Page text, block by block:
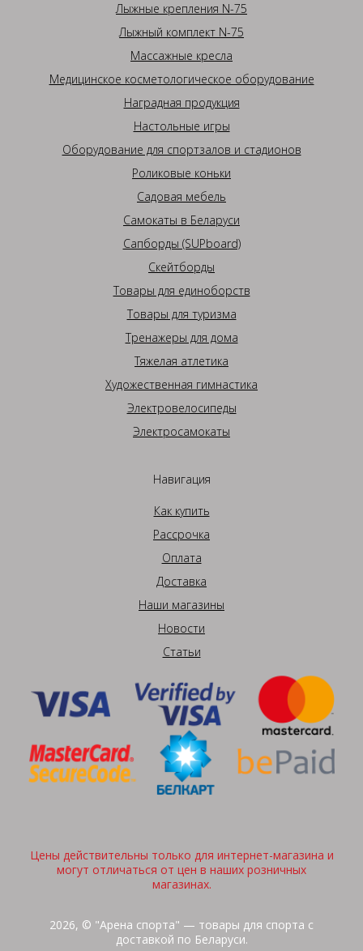
Лыжные крепления N-75
Лыжный комплект N-75
Массажные кресла
Медицинское косметологическое оборудование
Наградная продукция
Настольные игры
Оборудование для спортзалов и стадионов
Роликовые коньки
Садовая мебель
Самокаты в Беларуси
Сапборды (SUPboard)
Скейтборды
Товары для единоборств
Товары для туризма
Тренажеры для дома
Тяжелая атлетика
Художественная гимнастика
Электровелосипеды
Электросамокаты
Навигация
Как купить
Рассрочка
Оплата
Доставка
Наши магазины
Новости
Статьи
Цены действительны только для интернет-магазина и
могут отличаться от цен в наших розничных
магазинах.
2026, © "Арена спорта" — товары для спорта с
доставкой по Беларуси.